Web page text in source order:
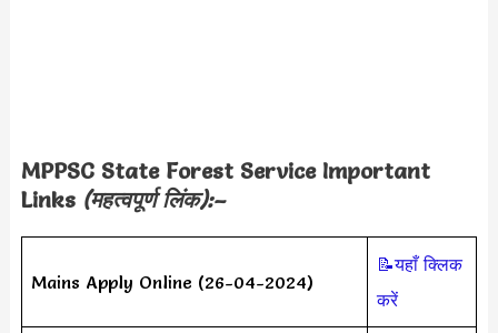
MPPSC State Forest ServiceImportant
Links (महत्वपूर्ण लिंक):–
Mains Apply Online (26-04-2024)
📝यहाँ क्लिक
करें